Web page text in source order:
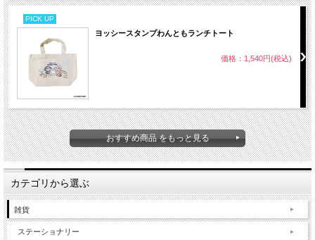
PICK UP
ヨッシースタンプわんともランチトート
価格：1,540円(税込)
おすすめ商品 をもっと見る
カテゴリから選ぶ
雑貨
ステーショナリー